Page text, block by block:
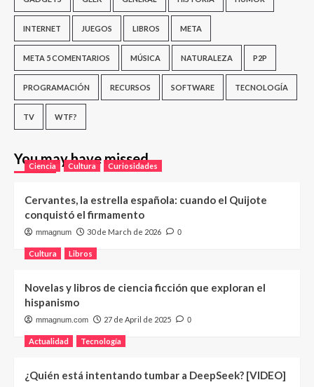
INTERNET JUEGOS LIBROS META
META 5 COMENTARIOS MÚSICA NATURALEZA P2P
PROGRAMACIÓN RECURSOS SOFTWARE TECNOLOGÍA
TV WTF?
You may have missed
Ciencia Cultura Curiosidades
Cervantes, la estrella española: cuando el Quijote
conquistó el firmamento
mmagnum 30 de March de 2026 0
Cultura Libros
Novelas y libros de ciencia ficción que exploran el
hispanismo
mmagnum.com 27 de April de 2025 0
Actualidad Tecnología
¿Quién está intentando tumbar a DeepSeek? [VIDEO]